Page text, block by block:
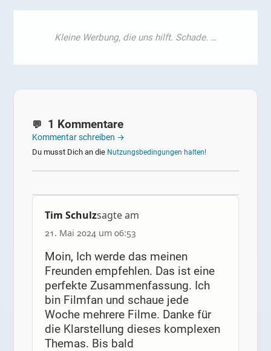
1 Kommentare
Kommentar schreiben →
Du musst Dich an die Nutzungsbedingungen halten!
Tim Schulzsagte am
21. Mai 2024 um 06:53
Moin, Ich werde das meinen
Freunden empfehlen. Das ist eine
perfekte Zusammenfassung. Ich
bin Filmfan und schaue jede
Woche mehrere Filme. Danke für
die Klarstellung dieses komplexen
Themas. Bis bald